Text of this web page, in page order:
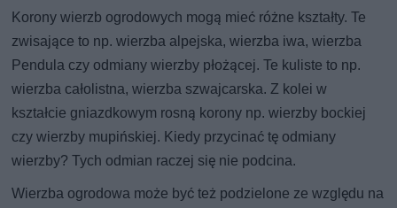
Korony wierzb ogrodowych mogą mieć różne kształty. Te
zwisające to np. wierzba alpejska, wierzba iwa, wierzba
Pendula czy odmiany wierzby płożącej. Te kuliste to np.
wierzba całolistna, wierzba szwajcarska. Z kolei w
kształcie gniazdkowym rosną korony np. wierzby bockiej
czy wierzby mupińskiej. Kiedy przycinać tę odmiany
wierzby? Tych odmian raczej się nie podcina.
Wierzba ogrodowa może być też podzielone ze względu na